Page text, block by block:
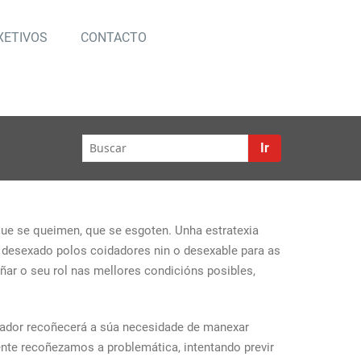
CONTACTO
Ir
se queimen, que se esgoten. Unha estratexia
polos coidadores nin o desexable para as
o seu rol nas mellores condicións posibles,
recoñecerá a súa necesidade de manexar
recoñezamos a problemática, intentando previr